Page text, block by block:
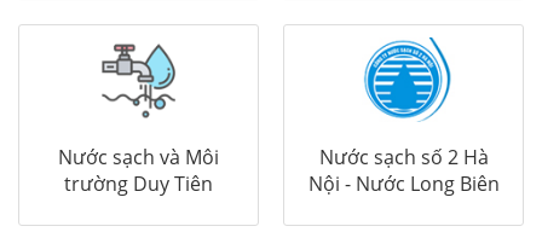
Nước sạch và Môi
trường Duy Tiên
Nước sạch số 2 Hà
Nội - Nước Long Biên